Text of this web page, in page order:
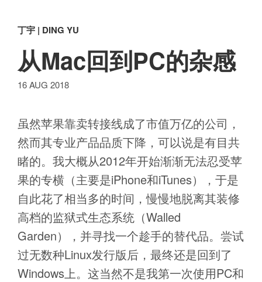
丁宇 | DING YU
从Mac回到PC的杂感
16 AUG 2018
虽然苹果靠卖转接线成了市值万亿的公司，
然而其专业产品品质下降，可以说是有目共
睹的。我大概从2012年开始渐渐无法忍受苹
果的专横（主要是iPhone和iTunes），于是
自此花了相当多的时间，慢慢地脱离其装修
高档的监狱式生态系统（Walled
Garden），并寻找一个趁手的替代品。尝试
过无数种Linux发行版后，最终还是回到了
Windows上。这当然不是我第一次使用PC和